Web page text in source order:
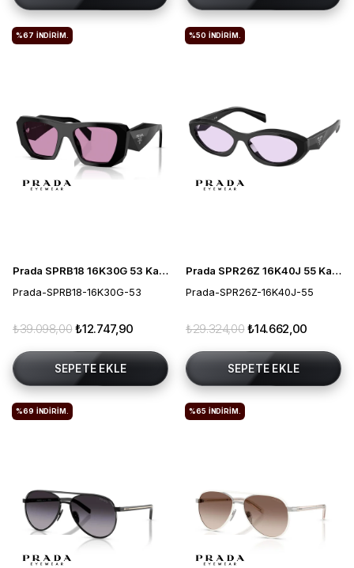
Prada SPRB18 16K30G 53 Kadın Güneş Gözlüğü
Prada-SPRB18-16K30G-53
₺12.747,90
₺39.098,00
SEPETE EKLE
%67 İNDIRIM.
Prada SPR26Z 16K40J 55 Kadın Güneş Gözlüğü
Prada-SPR26Z-16K40J-55
₺14.662,00
₺29.324,00
SEPETE EKLE
%50 İNDIRIM.
%69 İNDIRIM. %65 İNDIRIM.